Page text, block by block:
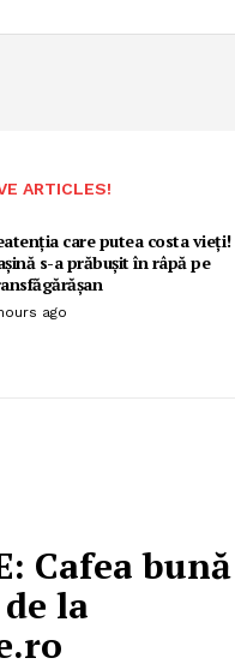
ARTICLES!
care putea costa vieți!
s-a prăbușit în râpă pe
ago
Cafea
la